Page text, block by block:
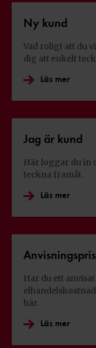
Ny kund
Vad roligt att du
dig att enkelt
Läs mer
Jag är kund
Här loggar du in
teckna framåt.
Läs mer
Anvisningspris
Har du ett
här.
Läs mer